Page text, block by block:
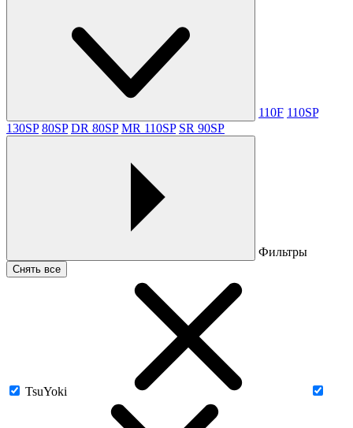
110F 110SP
130SP 80SP DR 80SP MR 110SP SR 90SP
Фильтры
Снять все
TsuYoki